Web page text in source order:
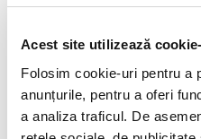
Acest site utilizează
Folosim cookie-uri pentru a
anunțurile, pentru a oferi
a analiza traficul. De
Comentariu: Ordonanta de
modificari Ordonantei de
infiintarea, organizarea
Supraveghere Financiara.
De asemenea, potrivit